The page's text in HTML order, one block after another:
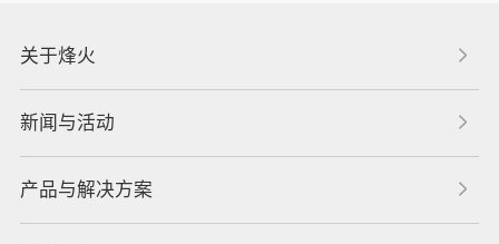
关于烽火
新闻与活动
产品与解决方案